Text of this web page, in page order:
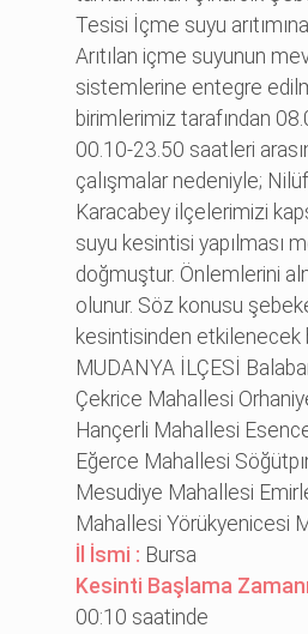
Tesisi İçme suyu
Arıtılan içme suyunun
sistemlerine entegre
birimlerimiz tarafından
00.10-23.50 saatleri
çalışmalar nedeniyle;
Karacabey ilçelerimizi
suyu kesintisi yapılması
doğmuştur. Önlemlerini
olunur. Söz konusu
kesintisinden etkilenecek
MUDANYA İLÇESİ
Çekrice Mahallesi
Hançerli Mahallesi
Eğerce Mahallesi
Mesudiye Mahallesi
Mahallesi Yörükyenicesi
İl İsmi : Bursa
Kesinti Başlama
00:10 saatinde